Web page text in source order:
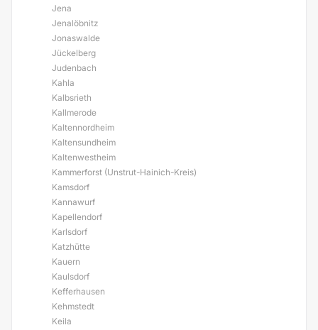
Jena
Jenalöbnitz
Jonaswalde
Jückelberg
Judenbach
Kahla
Kalbsrieth
Kallmerode
Kaltennordheim
Kaltensundheim
Kaltenwestheim
Kammerforst (Unstrut-Hainich-Kreis)
Kamsdorf
Kannawurf
Kapellendorf
Karlsdorf
Katzhütte
Kauern
Kaulsdorf
Kefferhausen
Kehmstedt
Keila